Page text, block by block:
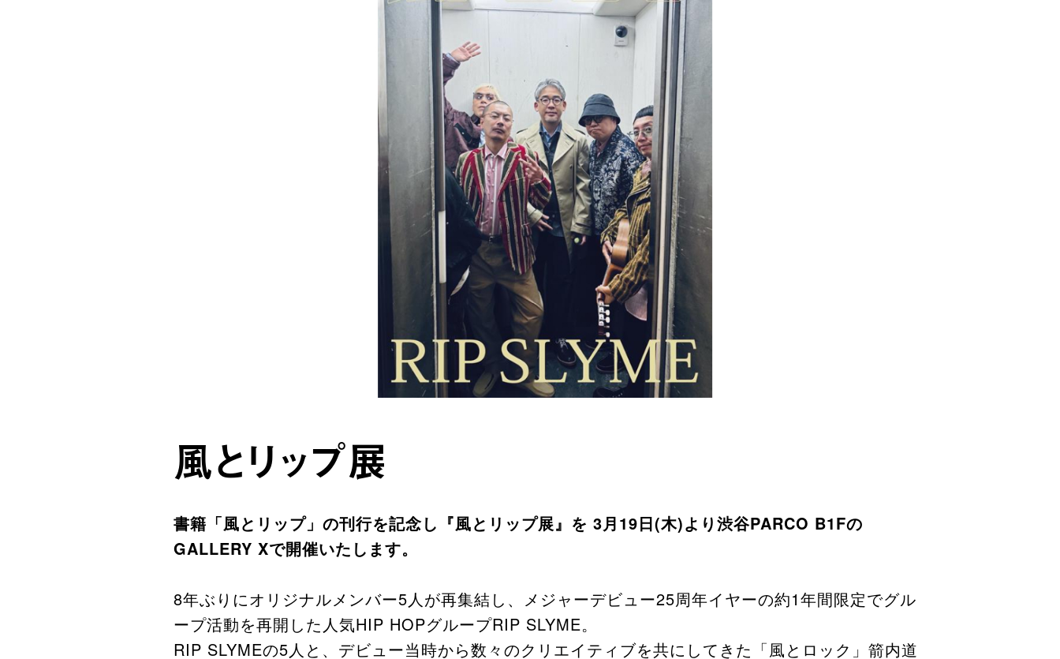
風とリップ展
書籍「風とリップ」の刊行を記念し『風とリップ展』を 3月19日(木)より渋谷PARCO B1Fの
GALLERY Xで開催いたします。
8年ぶりにオリジナルメンバー5⼈が再集結し、メジャーデビュー25周年イヤーの約1年間限定でグル
ープ活動を再開した⼈気HIP HOPグループRIP SLYME。
RIP SLYMEの5⼈と、デビュー当時から数々のクリエイティブを共にしてきた「⾵とロック」箭内道